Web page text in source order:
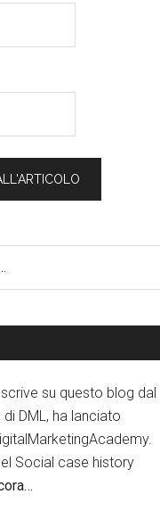
su questo blog dal
DML, ha lanciato
Social case history